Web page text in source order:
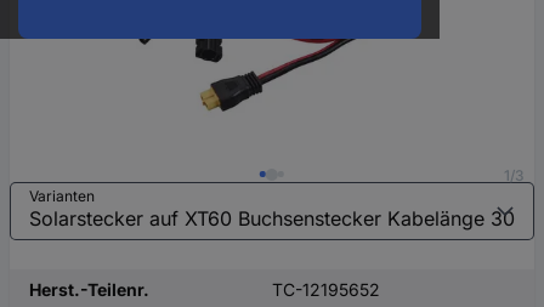
1/3
Varianten
Herst.-Teilenr.
TC-12195652